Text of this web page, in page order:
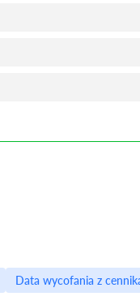
Data wycofania z